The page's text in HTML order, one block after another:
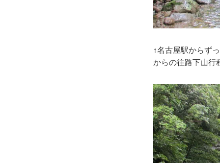
↑名古屋駅からず
からの往路下山行